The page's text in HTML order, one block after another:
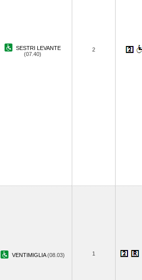
SESTRI LEVANTE
(07.40)
2
VENTIMIGLIA(08.03) 1